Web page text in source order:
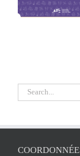
Search